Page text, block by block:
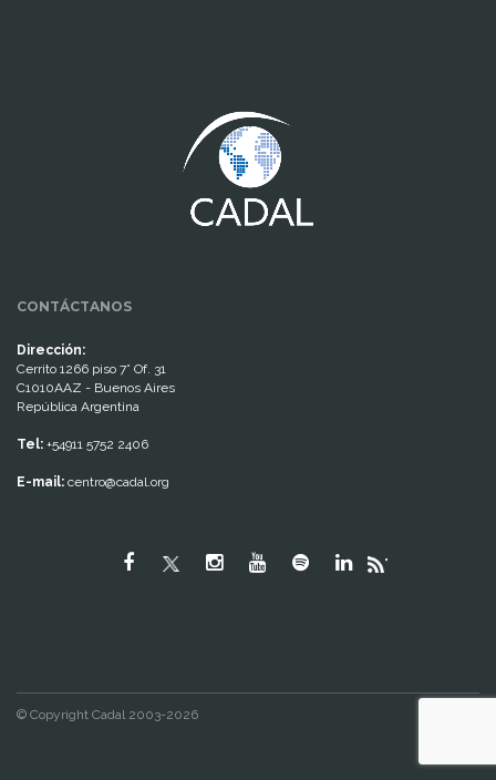
CONTÁCTANOS
Dirección:
Cerrito 1266 piso 7° Of. 31
C1010AAZ - Buenos Aires
República Argentina
Tel: +54911 5752 2406
E-mail: centro@cadal.org
"
© Copyright Cadal 2003-2026